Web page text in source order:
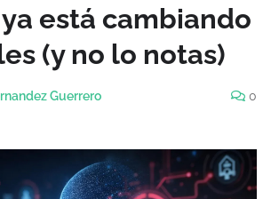
está cambiando
(y no lo notas)
Guerrero 0